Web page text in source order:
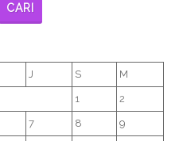
CARI
J S M
1 2
7 8 9